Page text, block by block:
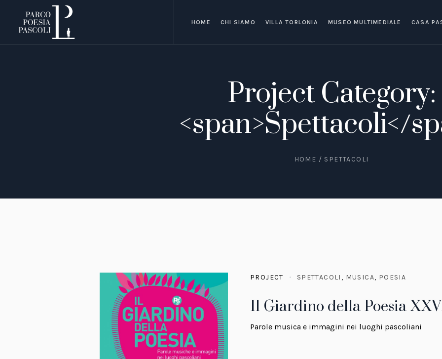
HOME CHI SIAMO VILLA TORLONIA MUSEO MULTIMEDIALE CASA
Project Category:
<span>Spettacoli</
HOME / SPETTACOLI
PROJECT SPETTACOLI , MUSICA, POESIA
Il Giardino della Poesia
Parole musica e immagini nei luoghi pascoliani